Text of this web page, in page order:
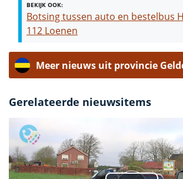
BEKIJK OOK:
Botsing tussen auto en bestelbus
112 Loenen
Meer nieuws uit provincie
Gerelateerde nieuwsitems